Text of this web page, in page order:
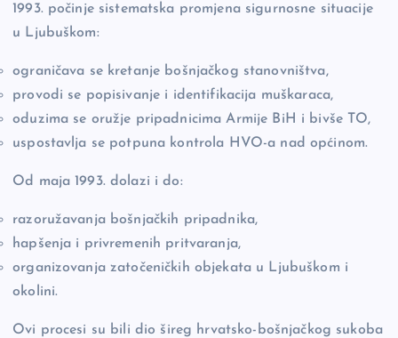
1993. počinje sistematska promjena sigurnosne situacije
u Ljubuškom:
ograničava se kretanje bošnjačkog stanovništva,
provodi se popisivanje i identifikacija muškaraca,
oduzima se oružje pripadnicima Armije BiH i bivše TO,
uspostavlja se potpuna kontrola HVO-a nad općinom.
Od maja 1993. dolazi i do:
razoružavanja bošnjačkih pripadnika,
hapšenja i privremenih pritvaranja,
organizovanja zatočeničkih objekata u Ljubuškom i
okolini.
Ovi procesi su bili dio šireg hrvatsko-bošnjačkog sukoba